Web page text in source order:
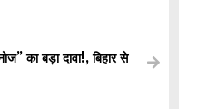
का बड़ा दावा!, बिहार से